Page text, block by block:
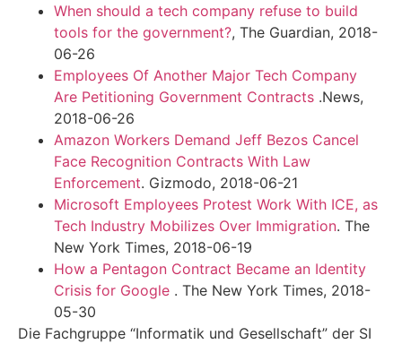
When should a tech company refuse to build
tools for the government?, The Guardian, 2018-
06-26
Employees Of Another Major Tech Company
Are Petitioning Government Contracts .News,
2018-06-26
Amazon Workers Demand Jeff Bezos Cancel
Face Recognition Contracts With Law
Enforcement. Gizmodo, 2018-06-21
Microsoft Employees Protest Work With ICE, as
Tech Industry Mobilizes Over Immigration. The
New York Times, 2018-06-19
How a Pentagon Contract Became an Identity
Crisis for Google . The New York Times, 2018-
05-30
Die Fachgruppe “Informatik und Gesellschaft” der SI